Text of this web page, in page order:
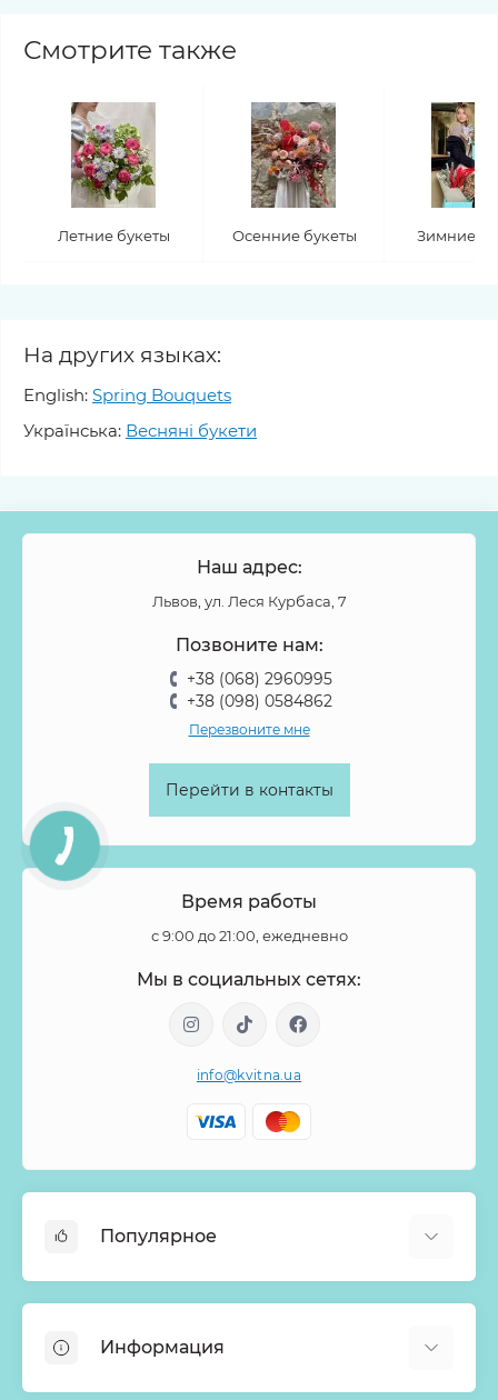
Смотрите также
Летние букеты Осенние букеты Зимние
На других языках:
English: Spring Bouquets
Українська: Весняні букети
Наш адрес:
Львов, ул. Леся Курбаса, 7
Позвоните нам:
+38 (068) 2960995
+38 (098) 0584862
Перезвоните мне
Перейти в контакты
Время работы
с 9:00 до 21:00, ежедневно
Мы в социальных сетях:
info@kvitna.ua
Популярное
Хиты продаж
Букеты из роз
Информация